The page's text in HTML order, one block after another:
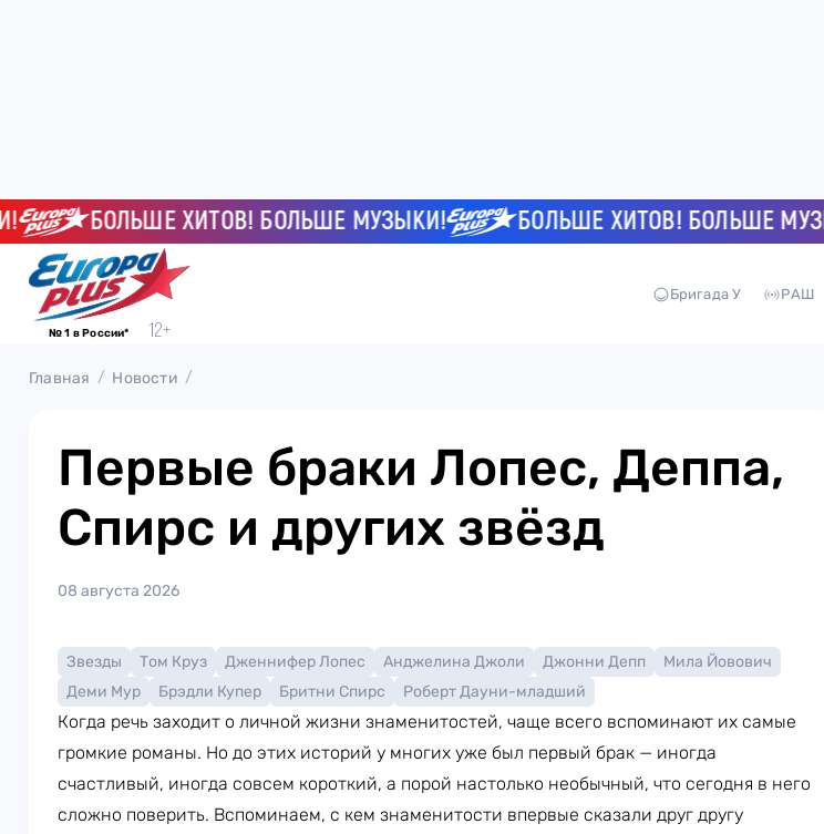
БОЛЬШЕ ХИТОВ! БОЛЬШЕ МУЗЫКИ! БОЛЬШЕ ХИТОВ! БОЛЬШЕ МУЗЫКИ!
№ 1 в России*
Бригада У РАШ
Главная Новости
Первые браки Лопес, Деппа,
Спирс и других звёзд
08 августа 2026
Звезды Том Круз Дженнифер Лопес Анджелина Джоли Джонни Депп
Мила Йовович
Деми Мур
Брэдли Купер Бритни Спирс Роберт Дауни-младший
Когда речь заходит о личной жизни знаменитостей, чаще всего вспоминают их самые
громкие романы. Но до этих историй у многих уже был первый брак — иногда
счастливый, иногда совсем короткий, а порой настолько необычный, что сегодня в него
сложно поверить. Вспоминаем, с кем знаменитости впервые сказали друг другу